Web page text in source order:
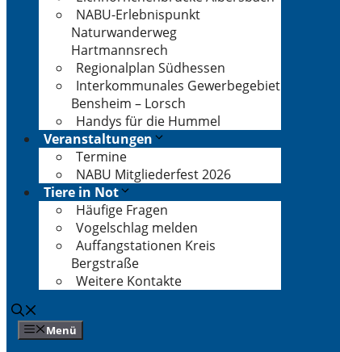
NABU-Erlebnispunkt
Naturwanderweg
Hartmannsrech
Regionalplan Südhessen
Interkommunales Gewerbegebiet
Bensheim – Lorsch
Handys für die Hummel
Veranstaltungen
Termine
NABU Mitgliederfest 2026
Tiere in Not
Häufige Fragen
Vogelschlag melden
Auffangstationen Kreis
Bergstraße
Weitere Kontakte
Menü